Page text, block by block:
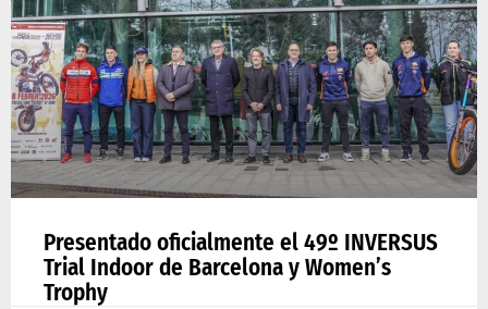
Presentado oficialmente el 49º INVERSUS
Trial Indoor de Barcelona y Women’s
Trophy